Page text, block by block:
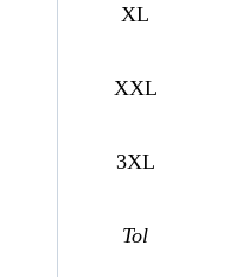
XL
XXL
3XL
Tol